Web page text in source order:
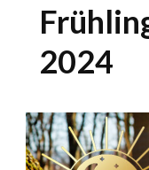
2024